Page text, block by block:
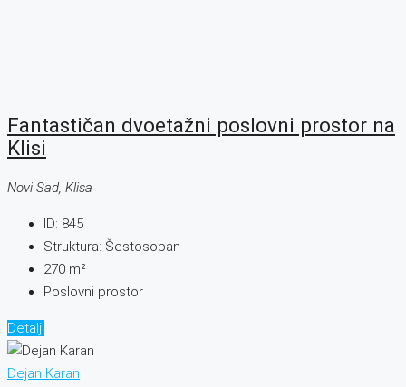
Fantastičan dvoetažni poslovni prostor na
Klisi
Novi Sad, Klisa
ID: 845
Struktura: Šestosoban
270 m²
Poslovni prostor
Detalji
Dejan Karan